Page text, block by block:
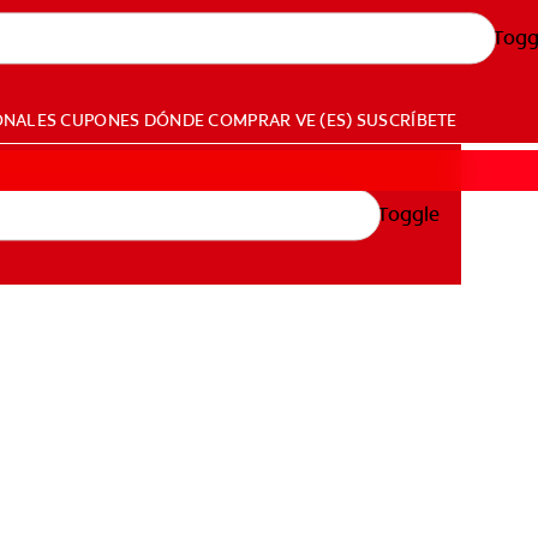
CUPONES DÓNDE COMPRAR VE (ES) SUSCRÍBETE
Toggle